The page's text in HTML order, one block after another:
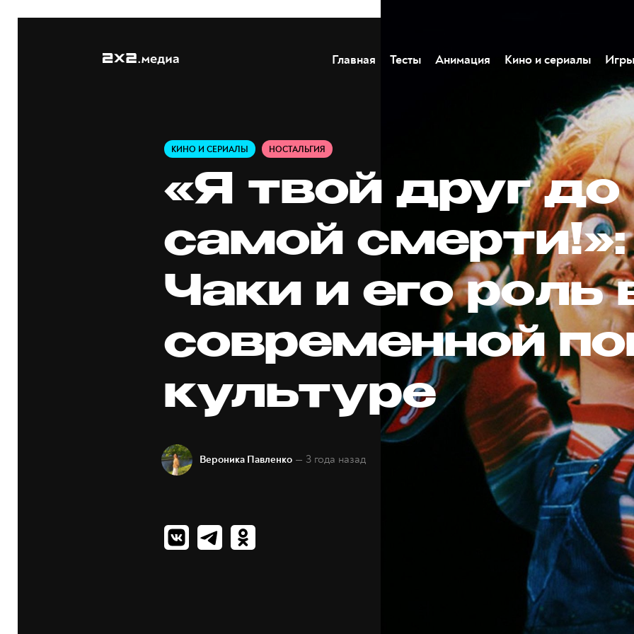
Главная Тесты Анимация Кино и сериалы Игры
КИНО И СЕРИАЛЫ НОСТАЛЬГИЯ
«Я твой друг до
самой смерти!»:
Чаки и его роль
современной
культуре
Вероника Павленко — 3 года назад